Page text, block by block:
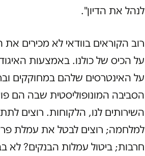
לנהל את הדיון".
רוב הקוראים בוודאי לא
על הכיס של כולנו. באמצעות
על האינטרסים שלהם במחוקקים
הסביבה המונופוליסטית שבה הם
השירותים לנו, הלקוחות. רוצים
למלחמה; רוצים לבטל את עמלת
חרבות; ביטול עמלות הבנקים? לא